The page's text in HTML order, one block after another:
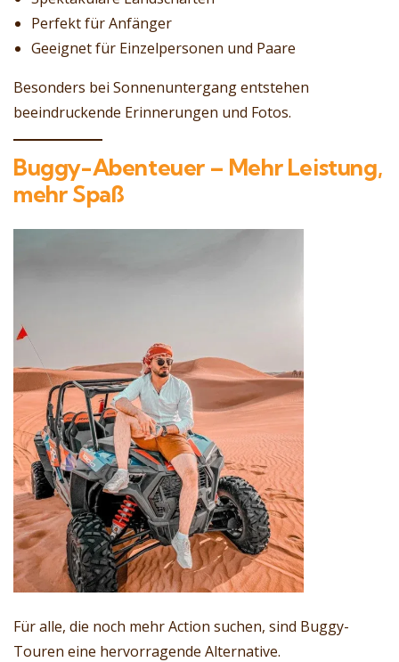
Perfekt für Anfänger
Geeignet für Einzelpersonen und Paare
Besonders bei Sonnenuntergang entstehen
beeindruckende Erinnerungen und Fotos.
Buggy-Abenteuer – Mehr Leistung,
mehr Spaß
Für alle, die noch mehr Action suchen, sind Buggy-
Touren eine hervorragende Alternative.